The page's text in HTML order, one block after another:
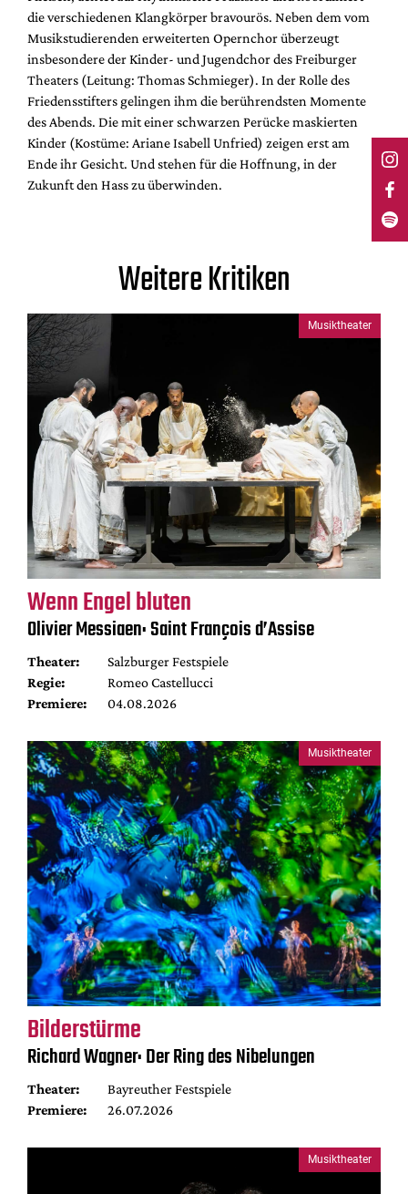
die verschiedenen Klangkörper bravourös. Neben dem vom
Musikstudierenden erweiterten Opernchor überzeugt
insbesondere der Kinder- und Jugendchor des Freiburger
Theaters (Leitung: Thomas Schmieger). In der Rolle des
Friedensstifters gelingen ihm die berührendsten Momente
des Abends. Die mit einer schwarzen Perücke maskierten
Kinder (Kostüme: Ariane Isabell Unfried) zeigen erst am
Ende ihr Gesicht. Und stehen für die Hoffnung, in der
Zukunft den Hass zu überwinden.
Weitere Kritiken
Musiktheater
Wenn Engel bluten
Olivier Messiaen: Saint François d’Assise
Theater:
Salzburger Festspiele
Regie:
Romeo Castellucci
Premiere:
04.08.2026
Musiktheater
Bilderstürme
Richard Wagner: Der Ring des Nibelungen
Theater:
Bayreuther Festspiele
Premiere:
26.07.2026
Musiktheater